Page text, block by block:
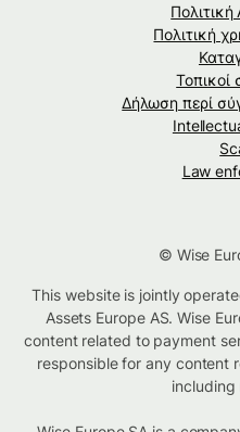
Πολιτική
Τοπικοί
Δήλωση περί
Law
© Wise
This website is jointly
Assets Europe AS. Wise
content related to payment
responsible for any content
including